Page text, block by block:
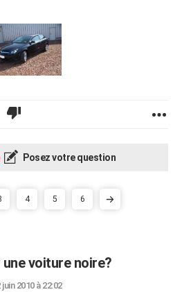
Posez votre question
4 5 6
voiture noire?
juin 2010 à 22:02